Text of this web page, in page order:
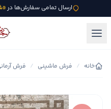
ارسال تمامی سفارش‌ها در
خانه / فرش ماشینی / فرش